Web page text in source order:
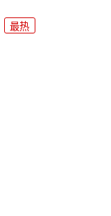
最热